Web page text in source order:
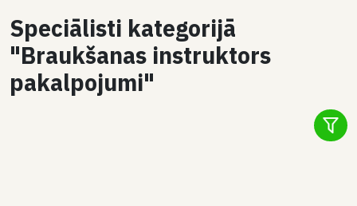
Speciālisti kategorijā
"Braukšanas instruktors
pakalpojumi"